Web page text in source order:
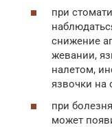
при
снижение
жевании,
налетом,
язвочки на
при
может